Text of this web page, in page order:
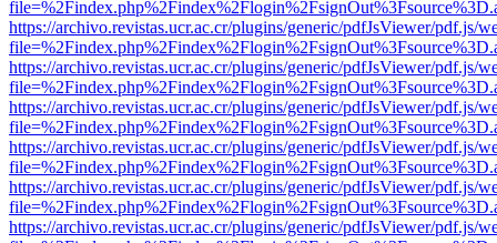
https://archivo.revistas.ucr.ac.cr/plugins/generic/pdfJsViewer/pdf.js/
https://archivo.revistas.ucr.ac.cr/plugins/generic/pdfJsViewer/pdf.js/
https://archivo.revistas.ucr.ac.cr/plugins/generic/pdfJsViewer/pdf.js/
https://archivo.revistas.ucr.ac.cr/plugins/generic/pdfJsViewer/pdf.js/
https://archivo.revistas.ucr.ac.cr/plugins/generic/pdfJsViewer/pdf.js/
https://archivo.revistas.ucr.ac.cr/plugins/generic/pdfJsViewer/pdf.js/